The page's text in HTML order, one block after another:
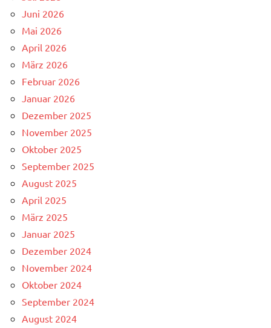
Juni 2026
Mai 2026
April 2026
März 2026
Februar 2026
Januar 2026
Dezember 2025
November 2025
Oktober 2025
September 2025
August 2025
April 2025
März 2025
Januar 2025
Dezember 2024
November 2024
Oktober 2024
September 2024
August 2024